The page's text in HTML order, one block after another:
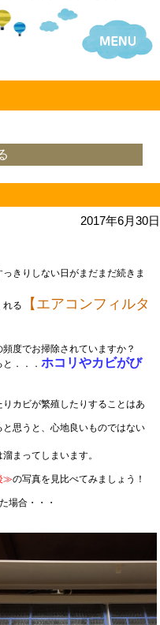
2017年6月30日
きりしない日がまだまだ続きま
れる
【エアコンフィルタ
度でお掃除されていますか？
．．． ホコリやカビがび
カビが繁殖したりすることはあ
思うと、心地良いものではない
まってしまいます。
≫の写真を見比べてみましょう！
場合・・・